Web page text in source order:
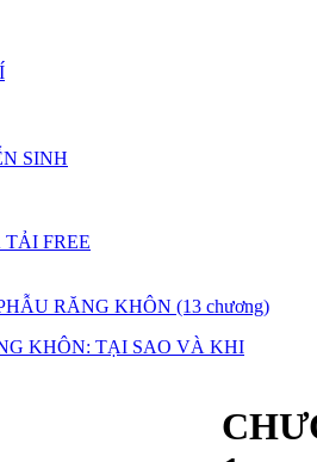
SINH
FREE
RĂNG KHÔN (13 chương)